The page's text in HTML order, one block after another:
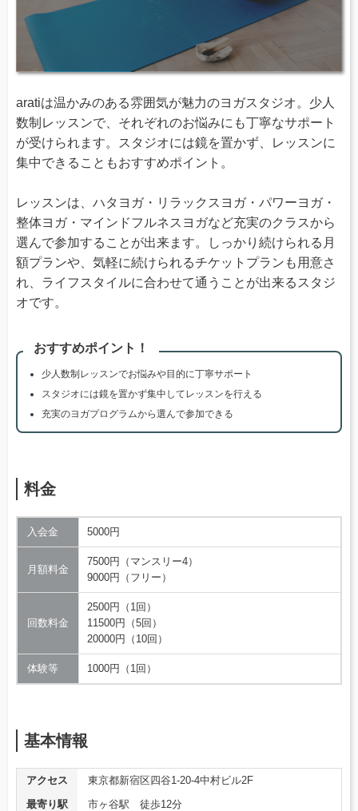
aratiは温かみのある雰囲気が魅力のヨガスタジオ。少人
数制レッスンで、それぞれのお悩みにも丁寧なサポート
が受けられます。スタジオには鏡を置かず、レッスンに
集中できることもおすすめポイント。
レッスンは、ハタヨガ・リラックスヨガ・パワーヨガ・
整体ヨガ・マインドフルネスヨガなど充実のクラスから
選んで参加することが出来ます。しっかり続けられる月
額プランや、気軽に続けられるチケットプランも用意さ
れ、ライフスタイルに合わせて通うことが出来るスタジ
オです。
おすすめポイント！
少人数制レッスンでお悩みや目的に丁寧サポート
スタジオには鏡を置かず集中してレッスンを行える
充実のヨガプログラムから選んで参加できる
料金
入会金 5000円
月額料金
7500円（マンスリー4）
9000円（フリー）
回数料金
2500円（1回）
11500円（5回）
20000円（10回）
体験等 1000円（1回）
基本情報
アクセス
東京都新宿区四谷1-20-4中村ビル2F
最寄り駅
市ヶ谷駅 徒歩12分